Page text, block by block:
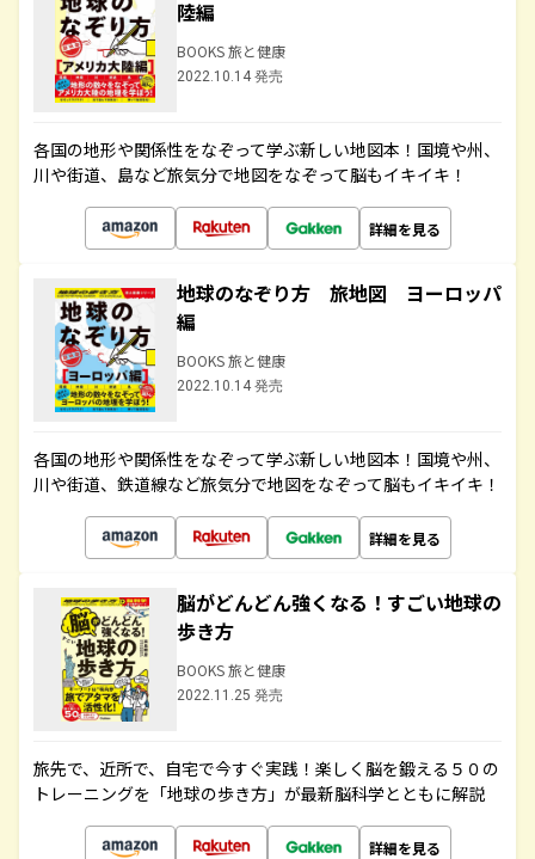
陸編
BOOKS 旅と健康
2022.10.14 発売
各国の地形や関係性をなぞって学ぶ新しい地図本！国境や州、
川や街道、島など旅気分で地図をなぞって脳もイキイキ！
詳細を見る
地球のなぞり方 旅地図 ヨーロッパ
編
BOOKS 旅と健康
2022.10.14 発売
各国の地形や関係性をなぞって学ぶ新しい地図本！国境や州、
川や街道、鉄道線など旅気分で地図をなぞって脳もイキイキ！
詳細を見る
脳がどんどん強くなる！すごい地球の
歩き方
BOOKS 旅と健康
2022.11.25 発売
旅先で、近所で、自宅で今すぐ実践！楽しく脳を鍛える５０の
トレーニングを「地球の歩き方」が最新脳科学とともに解説
詳細を見る